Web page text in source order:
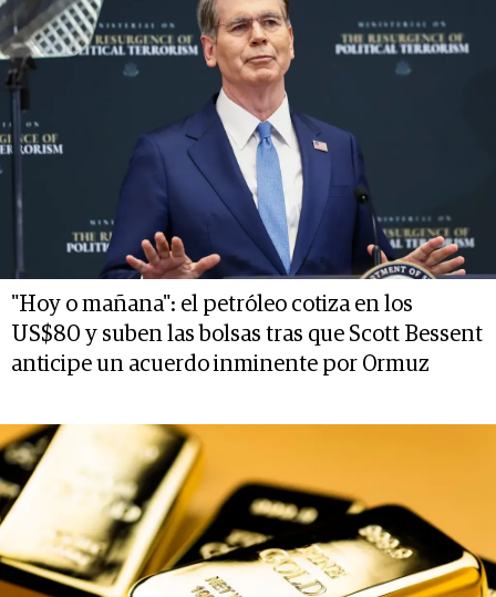
"Hoy o mañana": el petróleo cotiza en los
US$80 y suben las bolsas tras que Scott Bessent
anticipe un acuerdo inminente por Ormuz